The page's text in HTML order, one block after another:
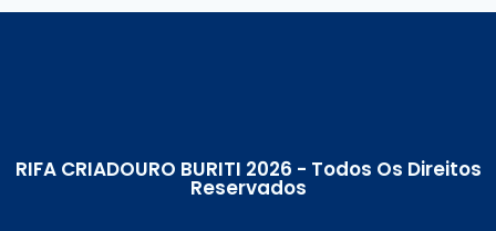
RIFA CRIADOURO BURITI 2026 - Todos Os Direitos
Reservados